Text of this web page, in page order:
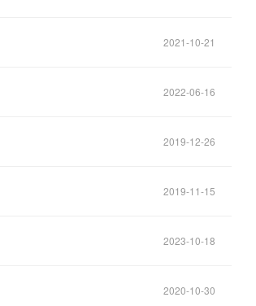
2021-10-21
2022-06-16
2019-12-26
2019-11-15
2023-10-18
2020-10-30